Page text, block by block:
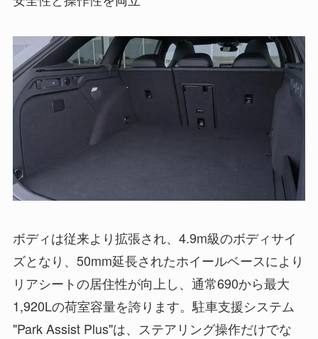
ボディは従来より拡張され、4.9m級のボディサイ
ズとなり、50mm延長されたホイールベースにより
リアシートの居住性が向上し、通常690から最大
1,920Lの荷室容量を誇ります。駐車支援システム
"Park Assist Plus"は、ステアリング操作だけでな